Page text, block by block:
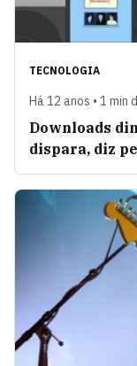
TECNOLOGIA
Há 12 anos • 1 min
Downloads
dispara, diz